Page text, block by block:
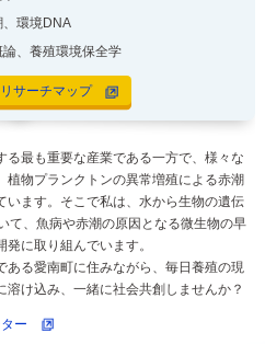
、環境DNA
、養殖環境保全学
リサーチマップ
最も重要な産業である一方で、様々な
植物プランクトンの異常増殖による赤潮
います。そこで私は、水から生物の遺伝
て、魚病や赤潮の原因となる微生物の早
に取り組んでいます。
る愛南町に住みながら、毎日養殖の現
け込み、一緒に社会共創しませんか？
ー